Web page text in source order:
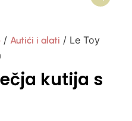
/Autići i alati / Le Toy
kutija s